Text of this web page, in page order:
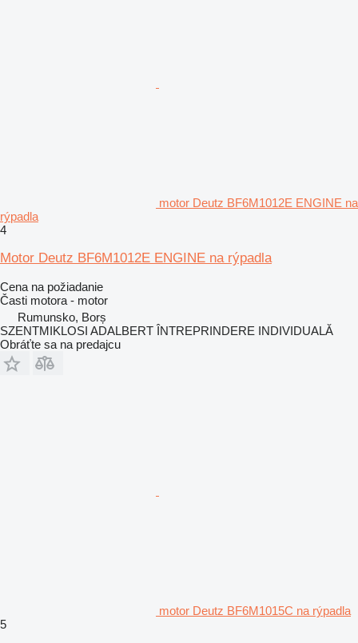
motor Deutz BF6M1012E ENGINE na
rýpadla
4
Motor Deutz BF6M1012E ENGINE na rýpadla
Cena na požiadanie
Časti motora - motor
Rumunsko, Borș
SZENTMIKLOSI ADALBERT ÎNTREPRINDERE INDIVIDUALĂ
Obráťte sa na predajcu
motor Deutz BF6M1015C na rýpadla
5